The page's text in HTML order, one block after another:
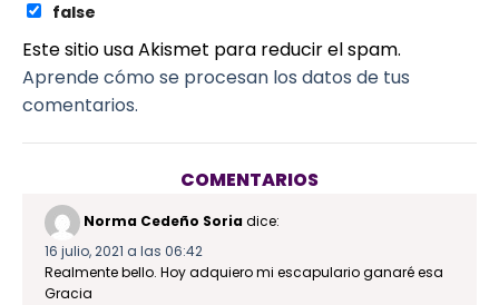
false
Este sitio usa Akismet para reducir el spam.
Aprende cómo se procesan los datos de tus
comentarios.
COMENTARIOS
Norma Cedeño Soriadice:
16 julio, 2021 a las 06:42
Realmente bello. Hoy adquiero mi escapulario ganaré esa
Gracia